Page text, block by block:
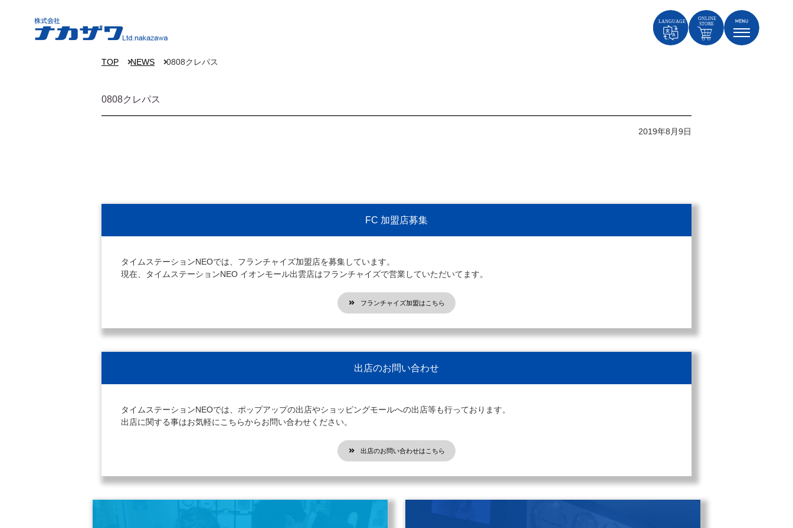
TOP NEWS 0808クレパス
0808クレパス
2019年8月9日
FC 加盟店募集
タイムステーションNEOでは、フランチャイズ加盟店を募集しています。
現在、タイムステーションNEO イオンモール出雲店はフランチャイズで営業していただいてます。
フランチャイズ加盟はこちら
出店のお問い合わせ
タイムステーションNEOでは、ポップアップの出店やショッピングモールへの出店等も行っております。
出店に関する事はお気軽にこちらからお問い合わせください。
出店のお問い合わせはこちら